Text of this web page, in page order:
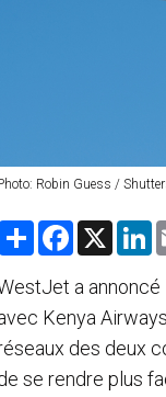
Robin Guess /
S
r
e
F
e
b
o
o
k
X
L
k
e
d
I
n
a
Kenya
des deux
se rendre plus